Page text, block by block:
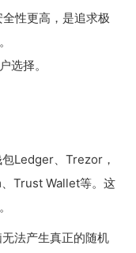
性更高，是追求极
选择。
Ledger、Trezor，
Trust Wallet等。这
法产生真正的随机